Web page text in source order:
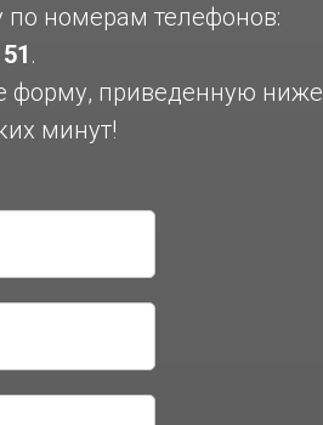
номерам телефонов:
.
форму, приведенную ниже
минут!